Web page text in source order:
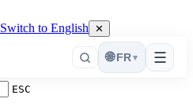
Switch to English ✕
☰
🌐 FR ▾
ESC